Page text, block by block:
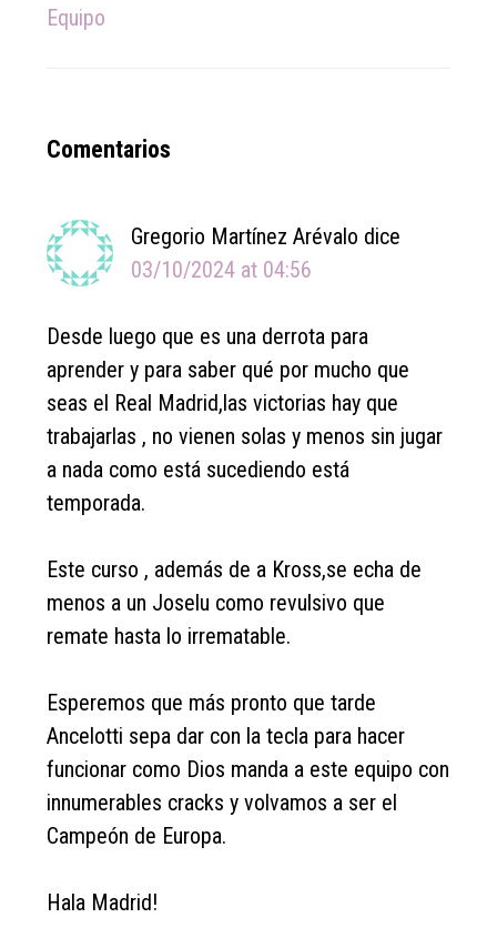
Equipo
Reader
Comentarios
Gregorio Martínez Arévalo dice
03/10/2024 at 04:56
Desde luego que es una derrota para
aprender y para saber qué por mucho que
seas el Real Madrid,las victorias hay que
trabajarlas , no vienen solas y menos sin jugar
a nada como está sucediendo está
temporada.
Este curso , además de a Kross,se echa de
menos a un Joselu como revulsivo que
remate hasta lo irrematable.
Esperemos que más pronto que tarde
Ancelotti sepa dar con la tecla para hacer
funcionar como Dios manda a este equipo con
innumerables cracks y volvamos a ser el
Campeón de Europa.
Hala Madrid!